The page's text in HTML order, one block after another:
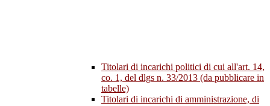
Titolari di incarichi politici di cui all'art. 14,
co. 1, del dlgs n. 33/2013 (da pubblicare in
tabelle)
Titolari di incarichi di amministrazione, di